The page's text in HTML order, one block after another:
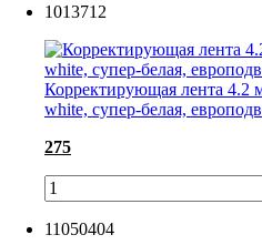
1013712
Корректирующая лента 4.2
white, супер-белая,
275
11050404